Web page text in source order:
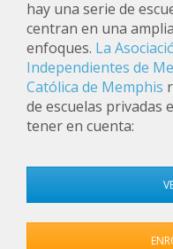
hay una serie de
centran en una
enfoques. La
Independientes de
Católica de Memphis
de escuelas privadas
tener en cuenta: